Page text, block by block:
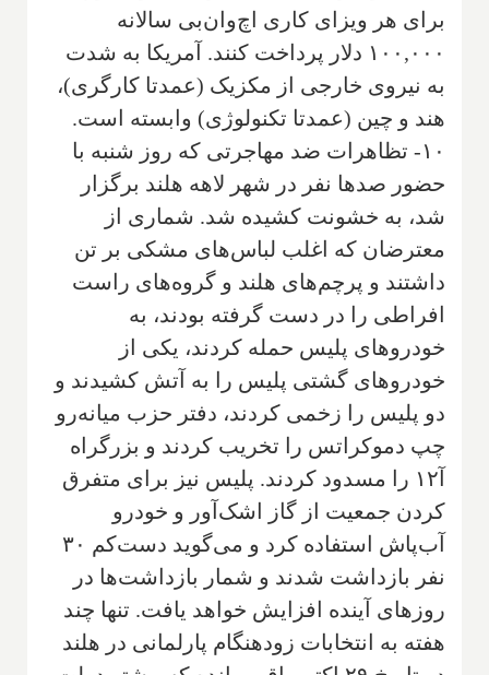
برای هر ویزای کاری اچ‌وان‌بی سالانه
۱۰۰,۰۰۰ دلار پرداخت کنند. آمریکا به شدت
به نیروی خارجی از مکزیک (عمدتا کارگری)،
هند و چین (عمدتا تکنولوژی) وابسته است.
۱۰- تظاهرات ضد مهاجرتی که روز شنبه با
حضور صدها نفر در شهر لاهه هلند برگزار
شد، به خشونت کشیده شد. شماری از
معترضان که اغلب لباس‌های مشکی بر تن
داشتند و پرچم‌های هلند و گروه‌های راست
افراطی را در دست گرفته بودند، به
خودروهای پلیس حمله کردند، یکی از
خودروهای گشتی پلیس را به آتش کشیدند و
دو پلیس را زخمی کردند، دفتر حزب میانه‌رو
چپ دموکراتس را تخریب کردند و بزرگراه
آ۱۲ را مسدود کردند. پلیس نیز برای متفرق
کردن جمعیت از گاز اشک‌آور و خودرو
آب‌پاش استفاده کرد و می‌گوید دست‌کم ۳۰
نفر بازداشت شدند و شمار بازداشت‌ها در
روزهای آینده افزایش خواهد یافت. تنها چند
هفته به انتخابات زودهنگام پارلمانی در هلند